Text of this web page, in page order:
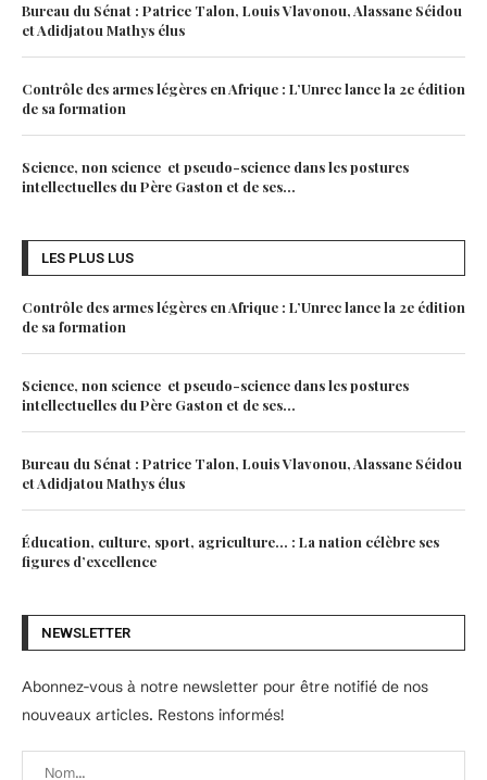
Bureau du Sénat : Patrice Talon, Louis Vlavonou, Alassane Séidou
et Adidjatou Mathys élus
Contrôle des armes légères en Afrique : L’Unrec lance la 2e édition
de sa formation
Science, non science et pseudo-science dans les postures
intellectuelles du Père Gaston et de ses...
LES PLUS LUS
Contrôle des armes légères en Afrique : L’Unrec lance la 2e édition
de sa formation
Science, non science et pseudo-science dans les postures
intellectuelles du Père Gaston et de ses...
Bureau du Sénat : Patrice Talon, Louis Vlavonou, Alassane Séidou
et Adidjatou Mathys élus
Éducation, culture, sport, agriculture… : La nation célèbre ses
figures d’excellence
NEWSLETTER
Abonnez-vous à notre newsletter pour être notifié de nos
nouveaux articles. Restons informés!